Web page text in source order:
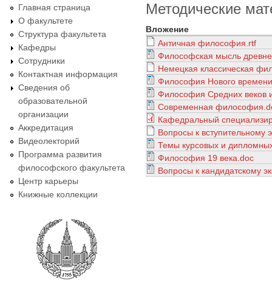
Главная страница
О факультете
Структура факультета
Кафедры
Сотрудники
Контактная информация
Сведения об
образовательной
организации
Аккредитация
Видеолекторий
Программа развития
философского факультета
Центр карьеры
Книжные коллекции
Методические
Вложение
Античная философия.rtf
Философская мысль
Немецкая классическая
Философия Нового
Философия Средних веков
Современная
Кафедральный
Вопросы к вступительному
Темы курсовых и
Философия 19 века.doc
Вопросы к кандидатскому